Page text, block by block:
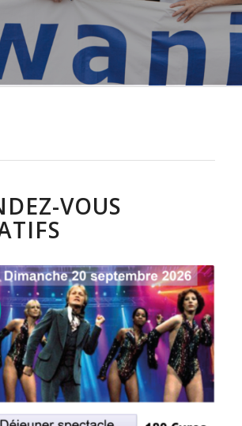
VOUS